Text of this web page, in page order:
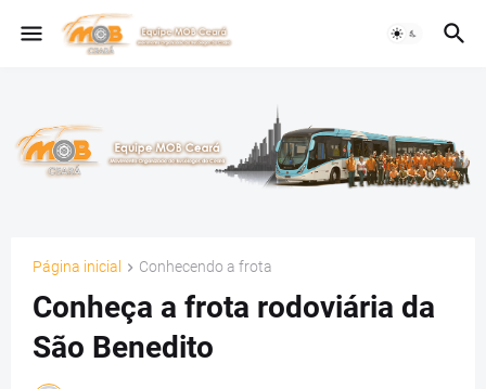
Página inicial Conhecendo a frota
Conheça a frota rodoviária da
São Benedito